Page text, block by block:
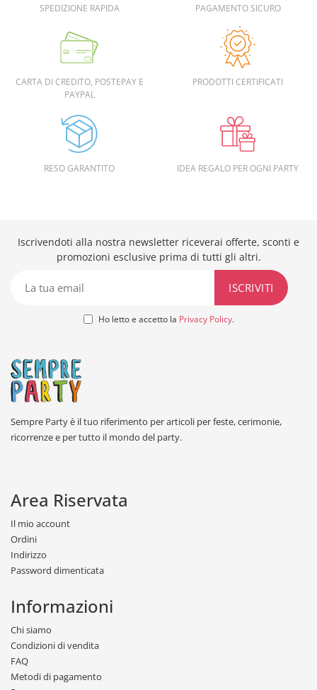
SPEDIZIONE RAPIDA PAGAMENTO SICURO
CARTA DI CREDITO, POSTEPAY E
PAYPAL
PRODOTTI CERTIFICATI
RESO GARANTITO IDEA REGALO PER OGNI PARTY
Iscrivendoti alla nostra newsletter riceverai offerte, sconti e
promozioni esclusive prima di tutti gli altri.
Ho letto e accetto la Privacy Policy.
Sempre Party è il tuo riferimento per articoli per feste, cerimonie,
ricorrenze e per tutto il mondo del party.
Area Riservata
Il mio account
Ordini
Indirizzo
Password dimenticata
Informazioni
Chi siamo
Condizioni di vendita
FAQ
Metodi di pagamento